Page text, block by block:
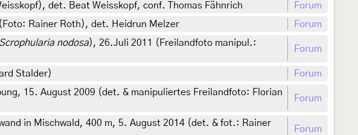
det. Beat Weisskopf, conf. Thomas Fähnrich
Forum
Rainer Roth), det. Heidrun Melzer
Forum
Scrophularia nodosa), 26.Juli 2011 (Freilandfoto manipul.:
Forum
Stalder)
Forum
15. August 2009 (det. & manipuliertes Freilandfoto: Florian
Forum
in Mischwald, 400 m, 5. August 2014 (det. & fot.: Rainer
Forum